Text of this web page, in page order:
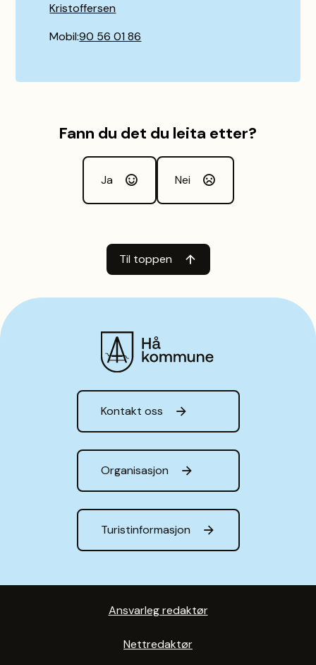
Kristoffersen
Mobil90 56 01 86
Fann du det du leita etter?
Ja Nei
Til toppen
Kontakt oss
Organisasjon
Turistinformasjon
Ansvarleg redaktør
Nettredaktør